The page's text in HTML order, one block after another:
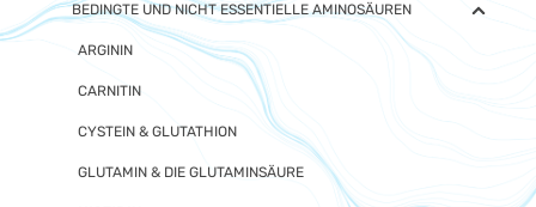
BEDINGTE UND NICHT ESSENTIELLE AMINOSÄUREN
ARGININ
CARNITIN
CYSTEIN & GLUTATHION
GLUTAMIN & DIE GLUTAMINSÄURE